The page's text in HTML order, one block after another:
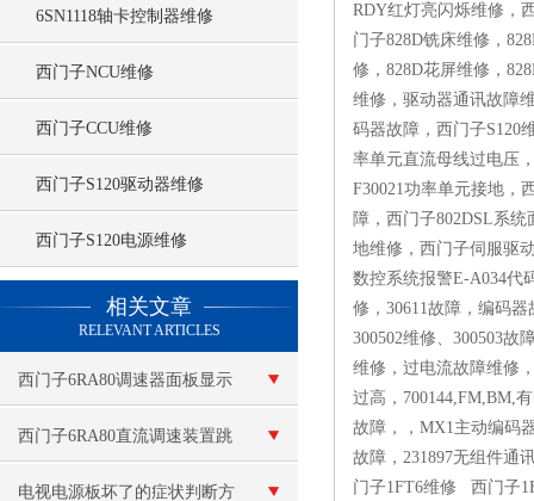
6SN1118轴卡控制器维修
西门子NCU维修
西门子CCU维修
西门子S120驱动器维修
西门子S120电源维修
相关文章
RELEVANT ARTICLES
西门子6RA80调速器面板显示
不亮
西门子6RA80直流调速装置跳
闸维修（所有故障现场检测）
电视电源板坏了的症状判断方
RDY红灯亮闪烁维修，
门子828D铣床维修，
修，828D花屏维修，
维修，驱动器通讯故障
码器故障，西门子S120
率单元直流母线过电压
F30021功率单元接地，
障，西门子802DSL系
地维修，西门子伺服驱
数控系统报警E-A034代
修，30611故障，编码器
300502维修、300503
维修，过电流故障维修
过高，700144,FM,BM,
故障，，MX1主动编码
故障，231897无组件通
门子1FT6维修 西门子